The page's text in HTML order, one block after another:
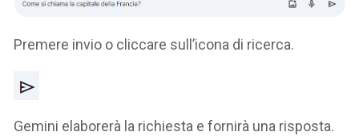
Premere invio o cliccare sull’icona di ricerca.
Gemini elaborerà la richiesta e fornirà una risposta.